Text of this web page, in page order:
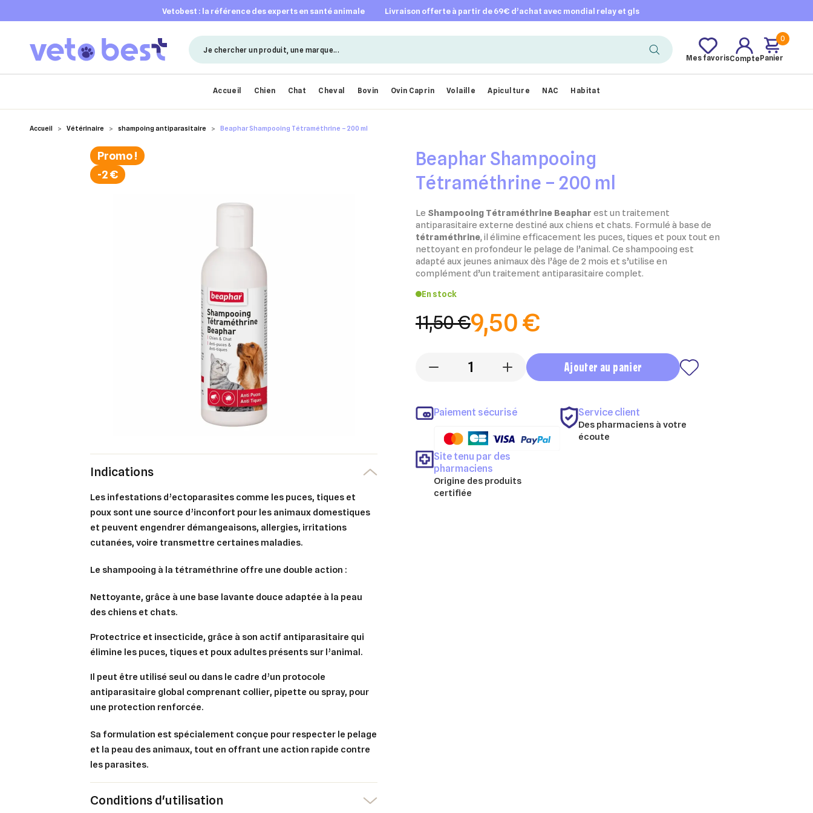
vetobest : la référence des experts en santé animale livraison offerte à partir de 69€ d’achat avec mondial relay et gls
Mes favorisCompte
0
Panier
Accueil Chien Chat Cheval Bovin Ovin Caprin Volaille Apiculture NAC Habitat
Accueil Vétérinaire shampoing antiparasitaire Beaphar Shampooing Tétraméthrine – 200 ml
Beaphar Shampooing
Tétraméthrine – 200 ml
Le Shampooing Tétraméthrine Beaphar est un traitement
antiparasitaire externe destiné aux chiens et chats. Formulé à base de
tétraméthrine, il élimine efficacement les puces, tiques et poux tout en
nettoyant en profondeur le pelage de l’animal. Ce shampooing est
adapté aux jeunes animaux dès l’âge de 2 mois et s’utilise en
complément d’un traitement antiparasitaire complet.
En stock
9,50 €
11,50 €
- + Ajouter au panier
Paiement sécurisé Service client
Des pharmaciens à votre
écoute
Site tenu par des
pharmaciens
Origine des produits
certifiée
Promo !
-2 €
Indications
Les infestations d’ectoparasites comme les puces, tiques et
poux sont une source d’inconfort pour les animaux domestiques
et peuvent engendrer démangeaisons, allergies, irritations
cutanées, voire transmettre certaines maladies.
Le shampooing à la tétraméthrine offre une double action :
Nettoyante, grâce à une base lavante douce adaptée à la peau
des chiens et chats.
Protectrice et insecticide, grâce à son actif antiparasitaire qui
élimine les puces, tiques et poux adultes présents sur l’animal.
Il peut être utilisé seul ou dans le cadre d’un protocole
antiparasitaire global comprenant collier, pipette ou spray, pour
une protection renforcée.
Sa formulation est spécialement conçue pour respecter le pelage
et la peau des animaux, tout en offrant une action rapide contre
les parasites.
Conditions d'utilisation